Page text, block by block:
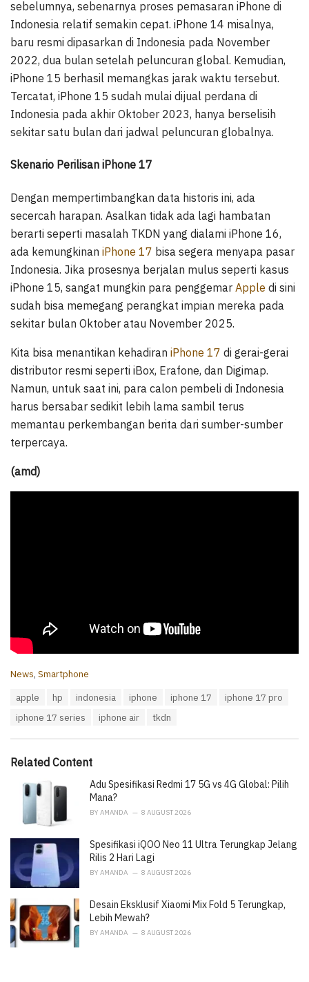
sebelumnya, sebenarnya proses pemasaran iPhone di
Indonesia relatif semakin cepat. iPhone 14 misalnya,
baru resmi dipasarkan di Indonesia pada November
2022, dua bulan setelah peluncuran global. Kemudian,
iPhone 15 berhasil memangkas jarak waktu tersebut.
Tercatat, iPhone 15 sudah mulai dijual perdana di
Indonesia pada akhir Oktober 2023, hanya berselisih
sekitar satu bulan dari jadwal peluncuran globalnya.
Skenario Perilisan iPhone 17
Dengan mempertimbangkan data historis ini, ada
secercah harapan. Asalkan tidak ada lagi hambatan
berarti seperti masalah TKDN yang dialami iPhone 16,
ada kemungkinan iPhone 17 bisa segera menyapa pasar
Indonesia. Jika prosesnya berjalan mulus seperti kasus
iPhone 15, sangat mungkin para penggemar Apple di sini
sudah bisa memegang perangkat impian mereka pada
sekitar bulan Oktober atau November 2025.
Kita bisa menantikan kehadiran iPhone 17 di gerai-gerai
distributor resmi seperti iBox, Erafone, dan Digimap.
Namun, untuk saat ini, para calon pembeli di Indonesia
harus bersabar sedikit lebih lama sambil terus
memantau perkembangan berita dari sumber-sumber
terpercaya.
(amd)
C
i
News, Smartphone
apple hp indonesia iphone iphone 17
iphone 17 pro
iphone 17 series
iphone air tkdn
Related Content
Adu Spesifikasi Redmi 17 5G vs 4G Global: Pilih
Mana?
BY AMANDA 8 AUGUST 2026
Spesifikasi iQOO Neo 11 Ultra Terungkap Jelang
Rilis 2 Hari Lagi
BY AMANDA 8 AUGUST 2026
Desain Eksklusif Xiaomi Mix Fold 5 Terungkap,
Lebih Mewah?
BY AMANDA 8 AUGUST 2026